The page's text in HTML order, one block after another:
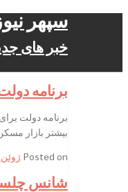
سپهر
خبر های
برنامه
برنامه دولت
بیشتر بازار
Posted on ژوئن 6, 2016
شانس